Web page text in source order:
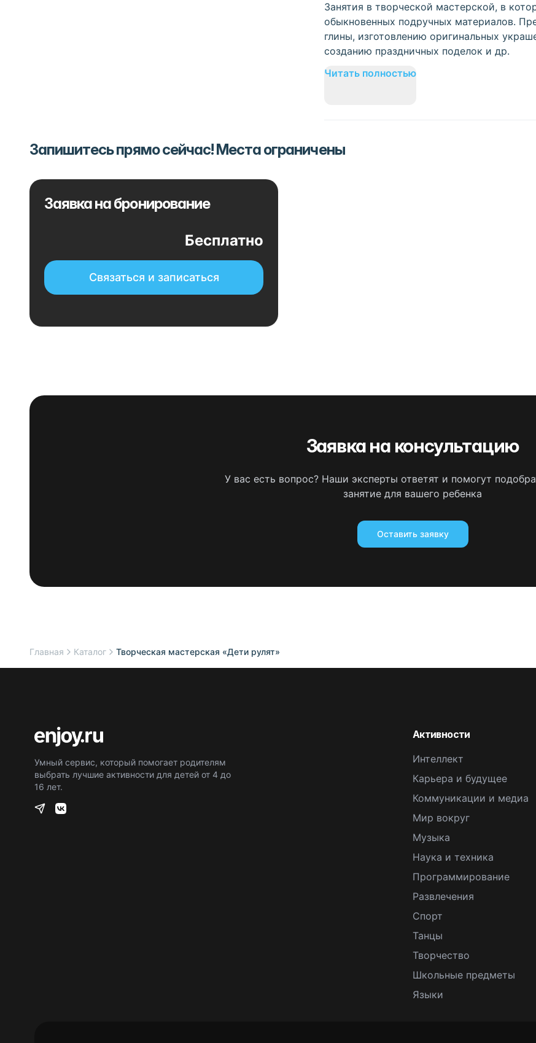
Занятия в творческой мастерской, в
обыкновенных подручных материалов.
глины, изготовлению оригинальных
созданию праздничных поделок и др.
Читать полностью
Запишитесь прямо сейчас! Места ограничены
Заявка на бронирование
Бесплатно
Связаться и записаться
Заявка на консультацию
У вас есть вопрос? Наши эксперты ответят и помогут
занятие для вашего ребенка
Оставить заявку
Главная Каталог Творческая мастерская «Дети рулят»
Умный сервис, который помогает родителям
выбрать лучшие активности для детей от 4 до
16 лет.
Активности
Интеллект
Карьера и будущее
Коммуникации и медиа
Мир вокруг
Музыка
Наука и техника
Программирование
Развлечения
Спорт
Танцы
Творчество
Школьные предметы
Языки